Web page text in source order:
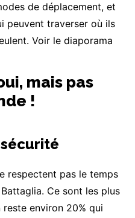
de déplacement, et
peuvent traverser où ils
Voir le diaporama
mais pas
!
respectent pas le temps
Ce sont les plus
reste environ 20% qui